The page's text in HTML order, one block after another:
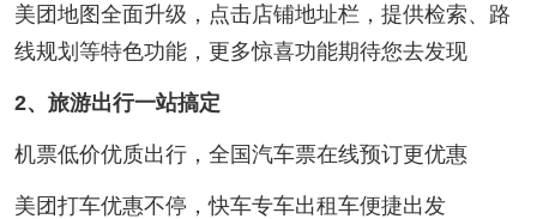
美团地图全面升级，点击店铺地址栏，提供检索、路
线规划等特色功能，更多惊喜功能期待您去发现
2、旅游出行一站搞定
机票低价优质出行，全国汽车票在线预订更优惠
美团打车优惠不停，快车专车出租车便捷出发